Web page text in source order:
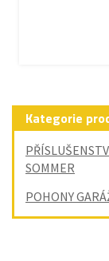
Kategorie
SOMMER
POHONY